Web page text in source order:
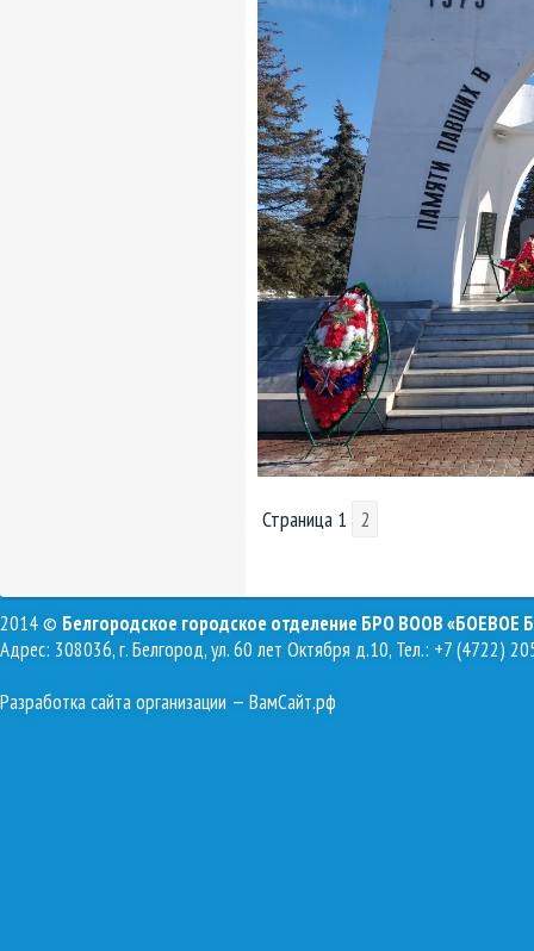
Страница 1 2
2014 © Белгородское городское отделение БРО ВООВ «БОЕВОЕ
Адрес: 308036, г. Белгород, ул. 60 лет Октября д.10, Тел.: +7 (4722)
Разработка сайта организации — ВамСайт.рф